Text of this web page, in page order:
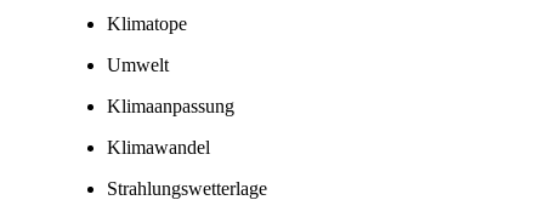
Klimatope
Umwelt
Klimaanpassung
Klimawandel
Strahlungswetterlage